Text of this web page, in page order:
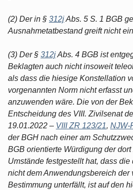
(2) Der in § 312jAbs. 5 S. 1 BGB
Ausnahmetatbestand greift nicht
(3) Der § 312jAbs. 4 BGB ist
Beklagten auch nicht insoweit
als dass die hiesige Konstellation
vorgenannten Norm nicht erfasst
anzuwenden wäre. Die von der
Entscheidung des VIII. Zivilsenat
19.01.2022 – VIII ZR 123/21, NJW-
der BGH nach einer am
BGB orientierte Würdigung der
Umstände festgestellt hat, dass
nicht dem Anwendungsbereich der
Bestimmung unterfällt, ist auf den